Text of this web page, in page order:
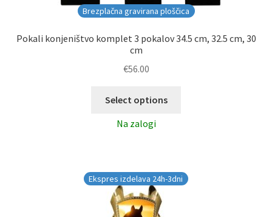
Brezplačna gravirana ploščica
Pokali konjeništvo komplet 3 pokalov 34.5 cm, 32.5 cm, 30
cm
€56.00
Select options
Na zalogi
Ekspres izdelava 24h-3dni